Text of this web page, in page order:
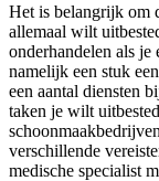
Het is belangrijk om
allemaal wilt
onderhandelen als je
namelijk een stuk
een aantal diensten
taken je wilt
verschillende
medische specialist